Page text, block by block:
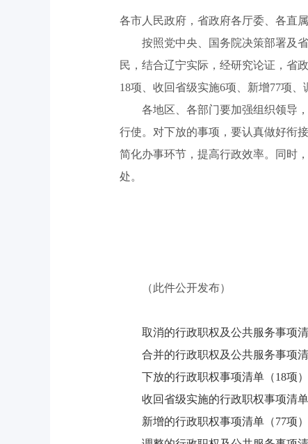
各市人民政府，省政府各厅委、各直属
按照党中央、国务院决策部署及省
民，结合辽宁实际，经研究论证，省
18项、收回省级实施6项、新增77项、
各地区、各部门要加强组织领导，
行使。对下放的事项，要认真做好衔
简化办事环节，提高行政效率。同时
处。
（此件公开发布）
取消的行政职权及公共服务事项
合并的行政职权及公共服务事项
下放的行政职权事项清单（18项
收回省级实施的行政职权事项清
新增的行政职权事项清单（77项